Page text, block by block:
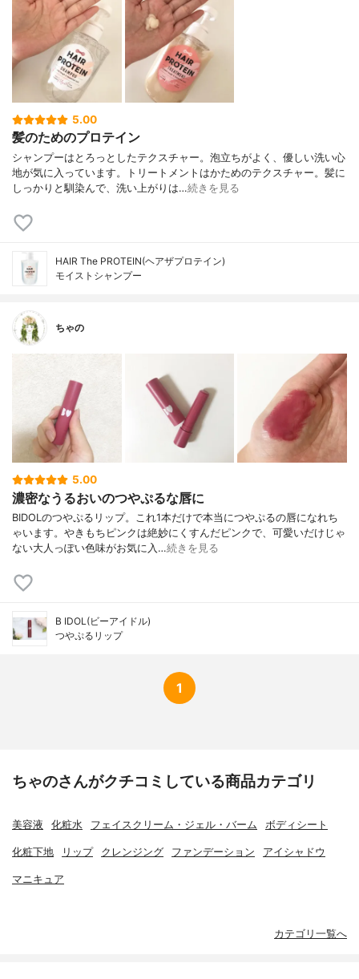
5.00
髪のためのプロテイン
シャンプーはとろっとしたテクスチャー。泡立ちがよく、優しい洗い心
地が気に入っています。トリートメントはかためのテクスチャー。髪に
しっかりと馴染んで、洗い上がりは…続きを見る
HAIR The PROTEIN(ヘアザプロテイン)
モイストシャンプー
ちゃの
5.00
濃密なうるおいのつやぷるな唇に
BIDOLのつやぷるリップ。これ1本だけで本当につやぷるの唇になれち
ゃいます。やきもちピンクは絶妙にくすんだピンクで、可愛いだけじゃ
ない大人っぽい色味がお気に入…続きを見る
B IDOL(ビーアイドル)
つやぷるリップ
1
ちゃのさんがクチコミしている商品カテゴリ
美容液 化粧水 フェイスクリーム・ジェル・バーム ボディシート
化粧下地 リップ クレンジング ファンデーション アイシャドウ
マニキュア
カテゴリ一覧へ